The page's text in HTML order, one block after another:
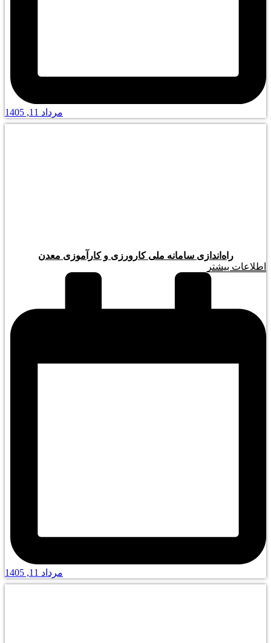
مرداد 11, 1405
راه‌اندازی سامانه ملی کارورزی و کارآموزی معدن
اطلاعات بیشتر
مرداد 11, 1405